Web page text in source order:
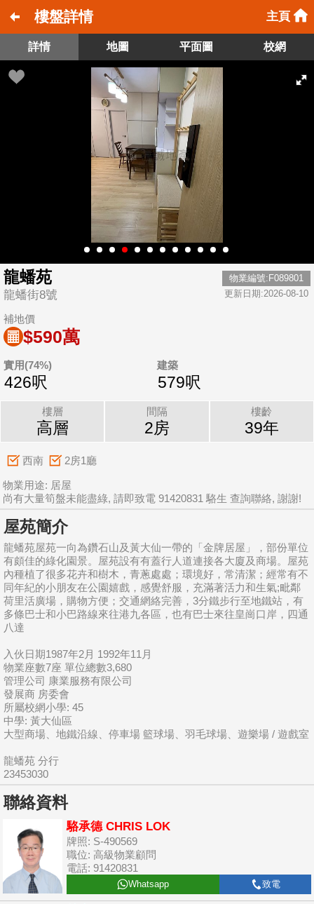
樓盤詳情 主頁
詳情 地圖 平面圖 校網
龍蟠苑
龍蟠街8號
物業編號:F089801
更新日期:2026-08-10
補地價
$590萬
實用(74%)
426呎
建築
579呎
樓層
高層
間隔
2房
樓齡
39年
西南 2房1廳
物業用途: 居屋
尚有大量筍盤未能盡綠, 請即致電 91420831 駱生 查詢聯絡, 謝謝!
屋苑簡介
龍蟠苑屋苑一向為鑽石山及黃大仙一帶的「金牌居屋」，部份單位
有頗佳的綠化園景。屋苑設有有蓋行人道連接各大廈及商場。屋苑
內種植了很多花卉和樹木，青蔥處處；環境好，常清潔；經常有不
同年紀的小朋友在公園嬉戲，感覺舒服，充滿著活力和生氣;毗鄰
荷里活廣場，購物方便；交通網絡完善，3分鐵步行至地鐵站，有
多條巴士和小巴路線來往港九各區，也有巴士來往皇崗口岸，四通
八達
入伙日期1987年2月 1992年11月
物業座數7座 單位總數3,680
管理公司 康業服務有限公司
發展商 房委會
所屬校網小學: 45
中學: 黃大仙區
大型商場、地鐵沿線、停車場 籃球場、羽毛球場、遊樂場 / 遊戲室
龍蟠苑 分行
23453030
聯絡資料
駱承德 CHRIS LOK
牌照: S-490569
職位: 高級物業顧問
電話: 91420831
Whatsapp 致電